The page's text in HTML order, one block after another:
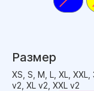
Размер
XS, S, M, L, XL,
v2, XL v2, XXL v2